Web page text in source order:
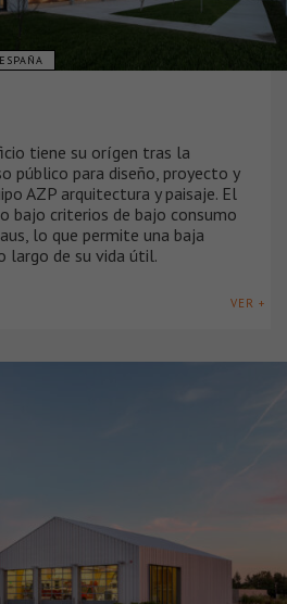
ESPAÑA
tiene su orígen tras la
público para diseño, proyecto y
AZP arquitectura y paisaje. El
bajo criterios de bajo consumo
lo que permite una baja
largo de su vida útil.
VER +